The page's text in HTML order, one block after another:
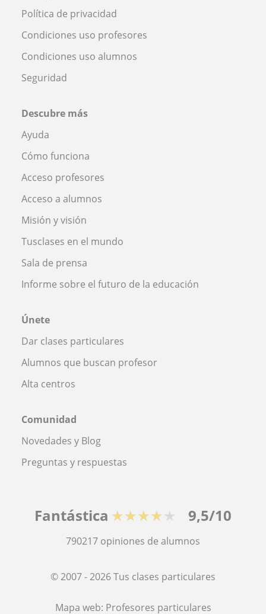
Política de privacidad
Condiciones uso profesores
Condiciones uso alumnos
Seguridad
Descubre más
Ayuda
Cómo funciona
Acceso profesores
Acceso a alumnos
Misión y visión
Tusclases en el mundo
Sala de prensa
Informe sobre el futuro de la educación
Únete
Dar clases particulares
Alumnos que buscan profesor
Alta centros
Comunidad
Novedades y Blog
Preguntas y respuestas
Fantástica ★★★★★ 9,5/10
790217 opiniones de alumnos
© 2007 - 2026 Tus clases particulares
Mapa web: Profesores particulares